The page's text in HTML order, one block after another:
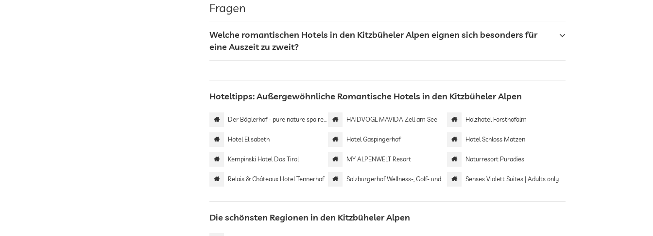
Fragen
Welche romantischen Hotels in den Kitzbüheler Alpen eignen sich besonders für
eine Auszeit zu zweit?
Hoteltipps: Außergewöhnliche Romantische Hotels in den Kitzbüheler Alpen
Der Böglerhof - pure nature spa resort HAIDVOGL MAVIDA Zell am See Holzhotel Forsthofalm
Hotel Elisabeth Hotel Gaspingerhof Hotel Schloss Matzen
Kempinski Hotel Das Tirol MY ALPENWELT Resort Naturresort Puradies
Relais & Châteaux Hotel Tennerhof Salzburgerhof Wellness-, Golf- und Genießerhotel | Adults only Senses Violett Suites | Adults only
Die schönsten Regionen in den Kitzbüheler Alpen